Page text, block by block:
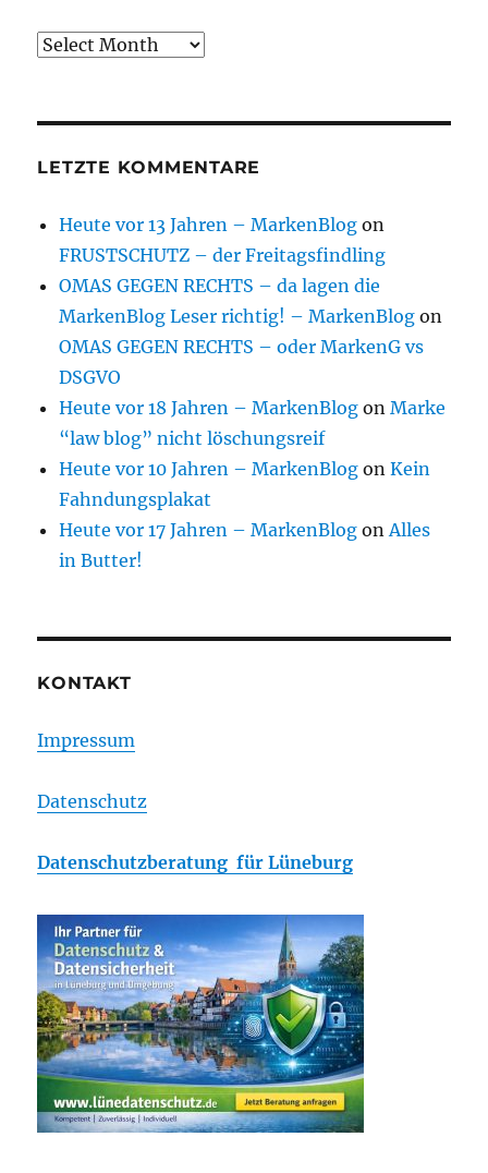
Archive
LETZTE KOMMENTARE
Heute vor 13 Jahren – MarkenBlog on
FRUSTSCHUTZ – der Freitagsfindling
OMAS GEGEN RECHTS – da lagen die
MarkenBlog Leser richtig! – MarkenBlog on
OMAS GEGEN RECHTS – oder MarkenG vs
DSGVO
Heute vor 18 Jahren – MarkenBlog onMarke
“law blog” nicht löschungsreif
Heute vor 10 Jahren – MarkenBlog onKein
Fahndungsplakat
Heute vor 17 Jahren – MarkenBlog onAlles
in Butter!
KONTAKT
Impressum
Datenschutz
Datenschutzberatung für Lüneburg